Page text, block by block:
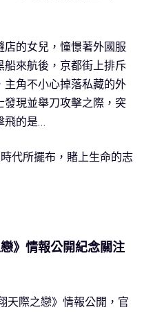
的女兒，憧憬著外國服
來航後，京都街上排斥
角不小心掉落私藏的外
發現並舉刀攻擊之際，突
的是…
代所擺布，賭上生命的志
》情報公開紀念關注
天際之戀》情報公開，官